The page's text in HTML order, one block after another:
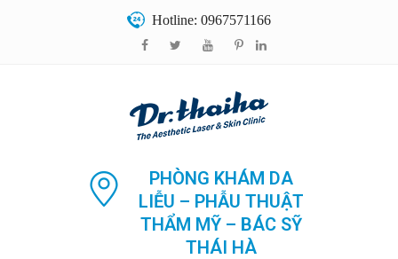
Hotline: 0967571166
PHÒNG KHÁM DA
LIỄU – PHẪU THUẬT
THẨM MỸ – BÁC SỸ
THÁI HÀ